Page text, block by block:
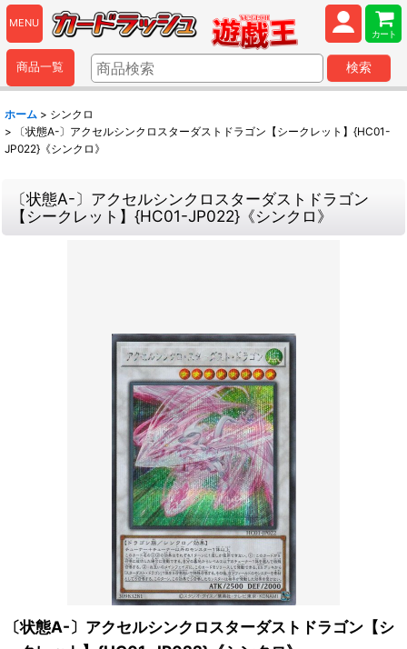
MENU
カート
商品一覧 検索
ホーム > シンクロ
>
〔状態A-〕アクセルシンクロスターダストドラゴン【シークレット】{HC01-
JP022}《シンクロ》
〔状態A-〕アクセルシンクロスターダストドラゴン
【シークレット】{HC01-JP022}《シンクロ》
〔状態A-〕アクセルシンクロスターダストドラゴン【シ